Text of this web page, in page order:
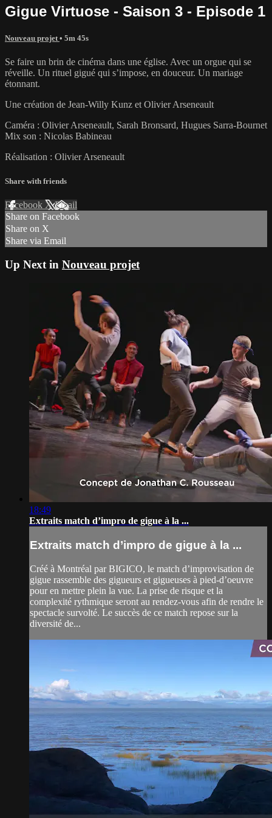
Gigue Virtuose - Saison 3 - Episode 1
Nouveau projet• 5m 45s
Se faire un brin de cinéma dans une église. Avec un orgue qui se
réveille. Un rituel gigué qui s’impose, en douceur. Un mariage
étonnant.
Une création de Jean-Willy Kunz et Olivier Arseneault
Caméra : Olivier Arseneault, Sarah Bronsard, Hugues Sarra-Bournet
Mix son : Nicolas Babineau
Réalisation : Olivier Arseneault
Share with friends
Facebook XEmail
Share on Facebook
Share on X
Share via Email
Up Next in Nouveau projet
18:49
Extraits match d’impro de gigue à la ...
Extraits match d’impro de gigue à la ...
Créé à Montréal par BIGICO, le match d’improvisation de
gigue rassemble des gigueurs et gigueuses à pied-d’oeuvre
pour en mettre plein la vue. La prise de risque et la
complexité rythmique seront au rendez-vous afin de rendre le
spectacle survolté. Le succès de ce match repose sur la
diversité de...